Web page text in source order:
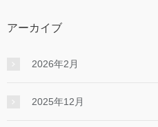
アーカイブ
2026年2月
2025年12月